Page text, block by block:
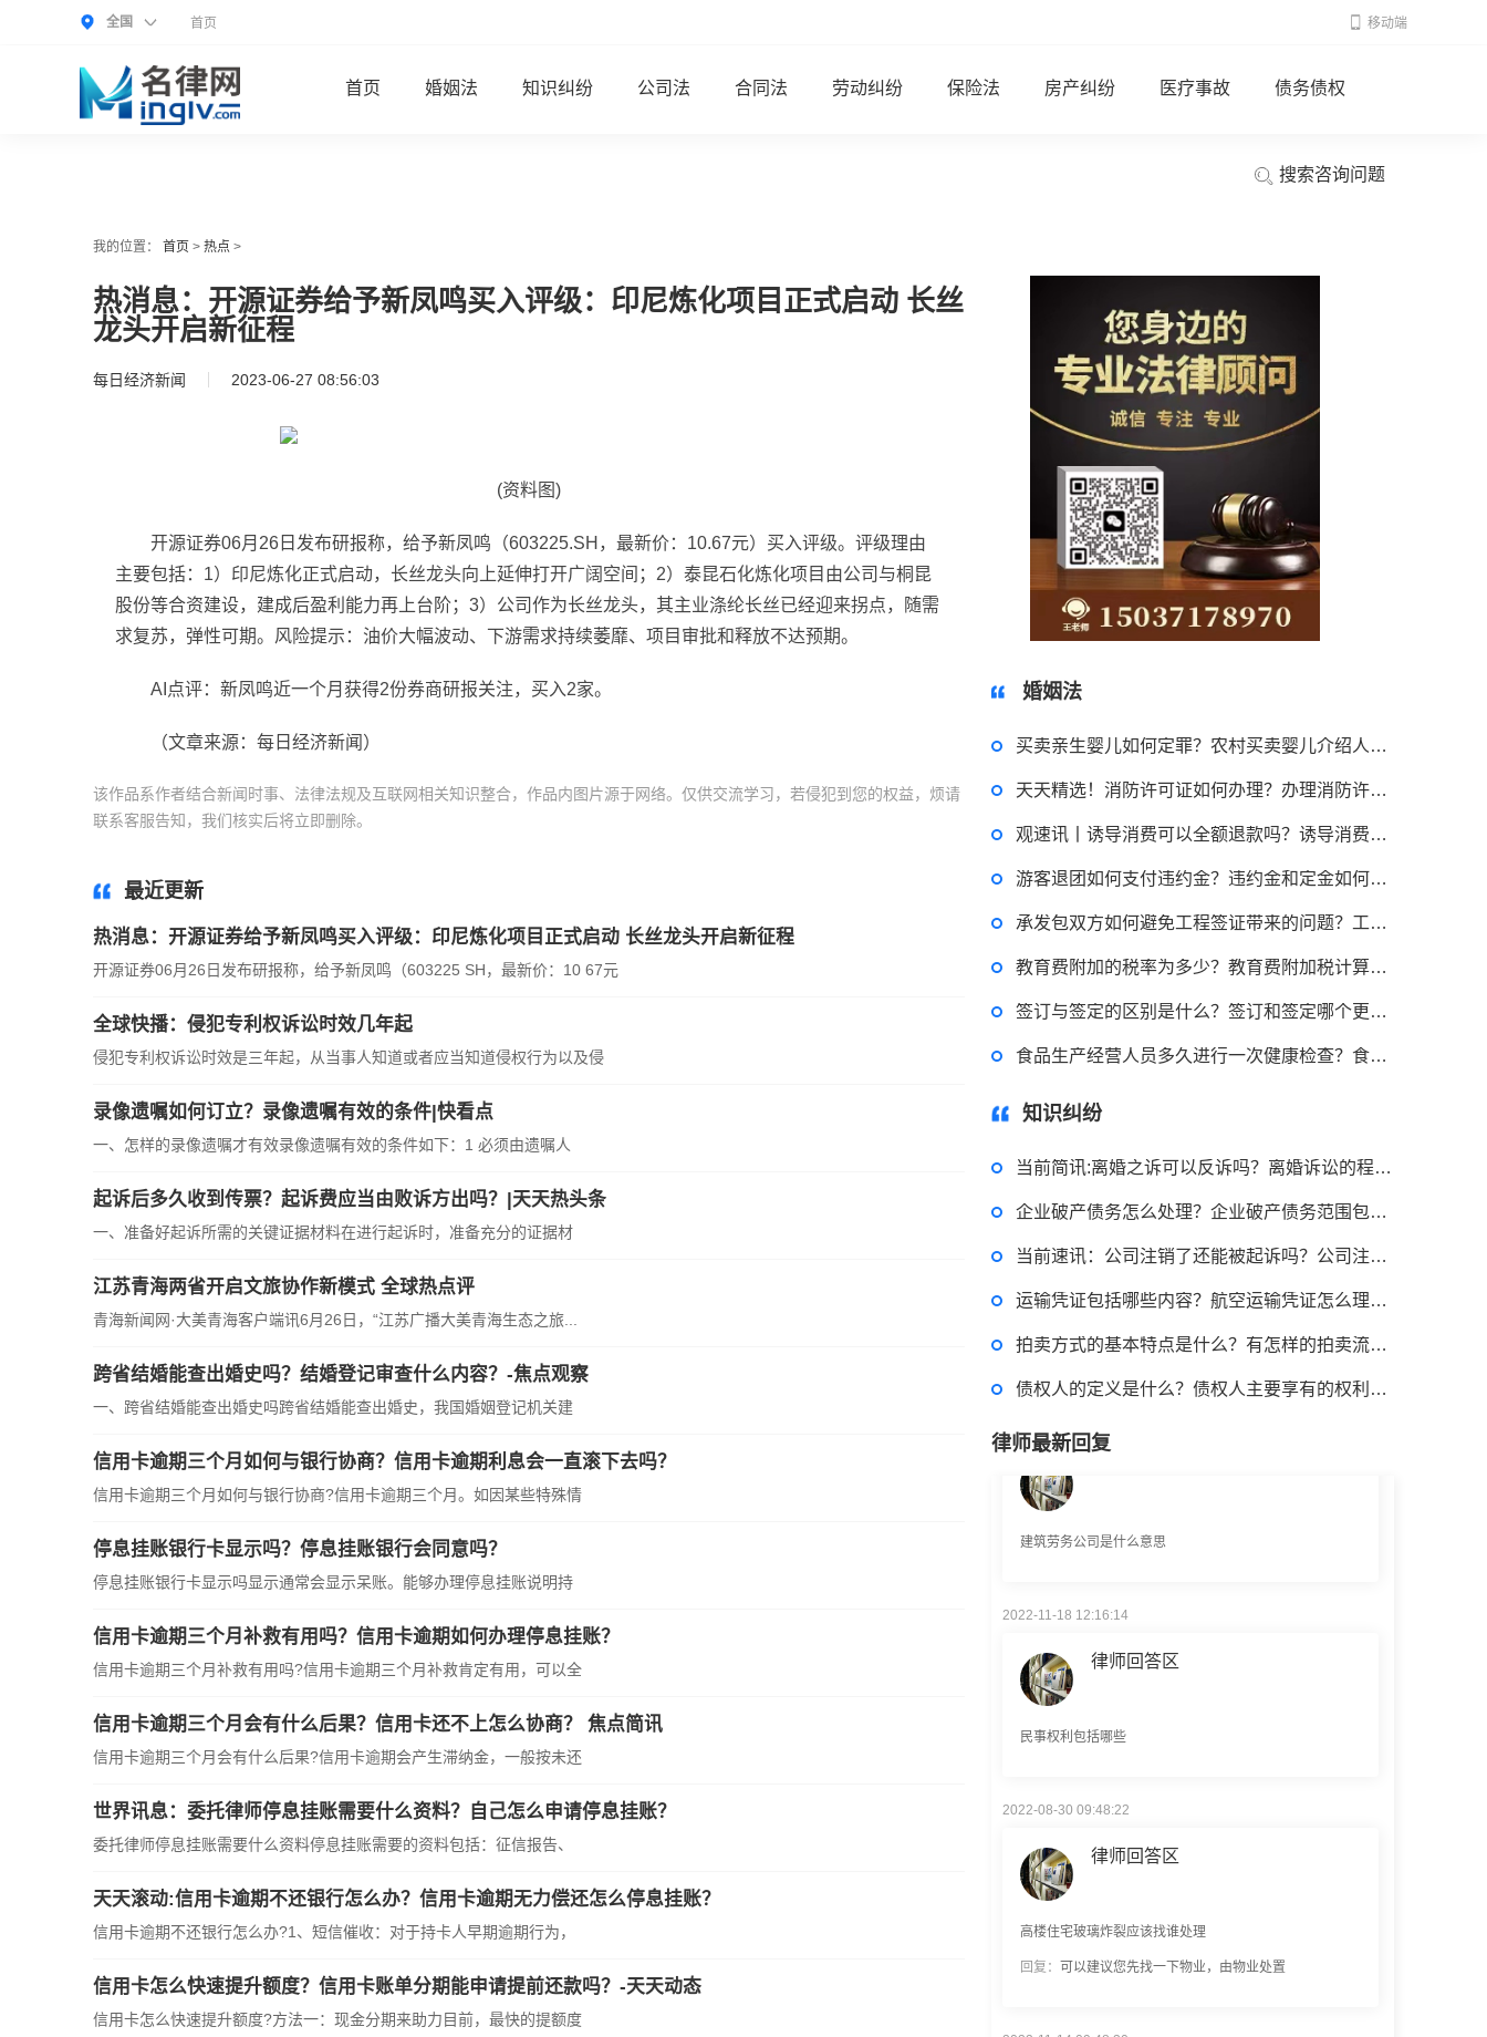
全国 首页 移动端
首页 婚姻法 知识纠纷 公司法 合同法 劳动纠纷 保险法 房产纠纷 医疗事故 债务债权
搜索咨询问题
我的位置： 首页 > 热点 >
热消息：开源证券给予新凤鸣买入评级：印尼炼化项目正式启动 长丝
龙头开启新征程
每日经济新闻 2023-06-27 08:56:03
(资料图)
开源证券06月26日发布研报称，给予新凤鸣（603225.SH，最新价：10.67元）买入评级。评级理由
主要包括：1）印尼炼化正式启动，长丝龙头向上延伸打开广阔空间；2）泰昆石化炼化项目由公司与桐昆
股份等合资建设，建成后盈利能力再上台阶；3）公司作为长丝龙头，其主业涤纶长丝已经迎来拐点，随需
求复苏，弹性可期。风险提示：油价大幅波动、下游需求持续萎靡、项目审批和释放不达预期。
AI点评：新凤鸣近一个月获得2份券商研报关注，买入2家。
（文章来源：每日经济新闻）
该作品系作者结合新闻时事、法律法规及互联网相关知识整合，作品内图片源于网络。仅供交流学习，若侵犯到您的权益，烦请
联系客服告知，我们核实后将立即删除。
最近更新
热消息：开源证券给予新凤鸣买入评级：印尼炼化项目正式启动 长丝龙头开启新征程
开源证券06月26日发布研报称，给予新凤鸣（603225 SH，最新价：10 67元
全球快播：侵犯专利权诉讼时效几年起
侵犯专利权诉讼时效是三年起，从当事人知道或者应当知道侵权行为以及侵
录像遗嘱如何订立？录像遗嘱有效的条件|快看点
一、怎样的录像遗嘱才有效录像遗嘱有效的条件如下：1 必须由遗嘱人
起诉后多久收到传票？起诉费应当由败诉方出吗？|天天热头条
一、准备好起诉所需的关键证据材料在进行起诉时，准备充分的证据材
江苏青海两省开启文旅协作新模式 全球热点评
青海新闻网·大美青海客户端讯6月26日，“江苏广播大美青海生态之旅...
跨省结婚能查出婚史吗？结婚登记审查什么内容？-焦点观察
一、跨省结婚能查出婚史吗跨省结婚能查出婚史，我国婚姻登记机关建
信用卡逾期三个月如何与银行协商？信用卡逾期利息会一直滚下去吗？
信用卡逾期三个月如何与银行协商?信用卡逾期三个月。如因某些特殊情
停息挂账银行卡显示吗？停息挂账银行会同意吗？
停息挂账银行卡显示吗显示通常会显示呆账。能够办理停息挂账说明持
信用卡逾期三个月补救有用吗？信用卡逾期如何办理停息挂账？
信用卡逾期三个月补救有用吗?信用卡逾期三个月补救肯定有用，可以全
信用卡逾期三个月会有什么后果？信用卡还不上怎么协商？ 焦点简讯
信用卡逾期三个月会有什么后果?信用卡逾期会产生滞纳金，一般按未还
世界讯息：委托律师停息挂账需要什么资料？自己怎么申请停息挂账？
委托律师停息挂账需要什么资料停息挂账需要的资料包括：征信报告、
天天滚动:信用卡逾期不还银行怎么办？信用卡逾期无力偿还怎么停息挂账？
信用卡逾期不还银行怎么办?1、短信催收：对于持卡人早期逾期行为，
信用卡怎么快速提升额度？信用卡账单分期能申请提前还款吗？-天天动态
信用卡怎么快速提升额度?方法一：现金分期来助力目前，最快的提额度
婚姻法
买卖亲生婴儿如何定罪？农村买卖婴儿介绍人如何定罪？_今日快讯
天天精选！消防许可证如何办理？办理消防许可证需要的资料
观速讯丨诱导消费可以全额退款吗？诱导消费属于诈骗吗？
游客退团如何支付违约金？违约金和定金如何区分？|全球报道
承发包双方如何避免工程签证带来的问题？工程签证可能会遇到哪些问题？
教育费附加的税率为多少？教育费附加税计算公式是什么？ 当前看点
签订与签定的区别是什么？签订和签定哪个更有法律效力？
食品生产经营人员多久进行一次健康检查？食品生产经营人员的要求有哪些？
知识纠纷
当前简讯:离婚之诉可以反诉吗？离婚诉讼的程序和费用是多少？
企业破产债务怎么处理？企业破产债务范围包括哪些？_世界热讯
当前速讯：公司注销了还能被起诉吗？公司注销欠款的处理方式
运输凭证包括哪些内容？航空运输凭证怎么理解？ 世界微速讯
拍卖方式的基本特点是什么？有怎样的拍卖流程？
债权人的定义是什么？债权人主要享有的权利是什么？ 独家焦点
律师最新回复
2022-11-18 12:16:14
律师回答区
民事权利包括哪些
高楼住宅玻璃炸裂应该找谁处理
回复：可以建议您先找一下物业，由物业处置
跳跳糖是毒品吗？
2022-11-18 11:21:04
律师回答区
建筑劳务公司是什么意思
律师回答区
民事权利包括哪些
律师回答区
高楼住宅玻璃炸裂应该找谁处理
回复：可以建议您先找一下物业，由物业处置